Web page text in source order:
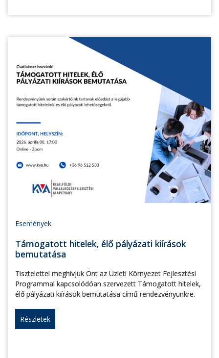
Események
Támogatott hitelek, élő pályázati kiírások
bemutatása
Tisztelettel meghívjuk Önt az Üzleti Környezet Fejlesztési
Programmal kapcsolódóan szervezett Támogatott hitelek,
élő pályázati kiírások bemutatása című rendezvényünkre.
Részletek